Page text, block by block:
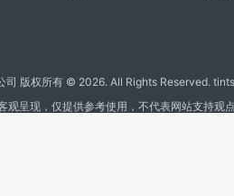
司 版权所有 © 2026. All Rights Reserved.
呈现，仅提供参考使用，不代表网站支持观